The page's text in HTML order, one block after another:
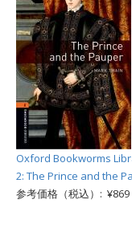
Oxford Bookworms
2: The Prince and the
参考価格（税込）: ¥869